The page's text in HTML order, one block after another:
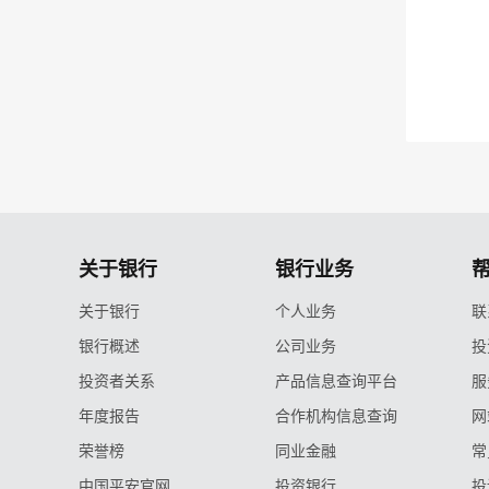
关于银行
关于银行
银行概述
投资者关系
年度报告
荣誉榜
银行业务
个人业务
公司业务
产品信息查询平台
合作机构信息查询
同业金融